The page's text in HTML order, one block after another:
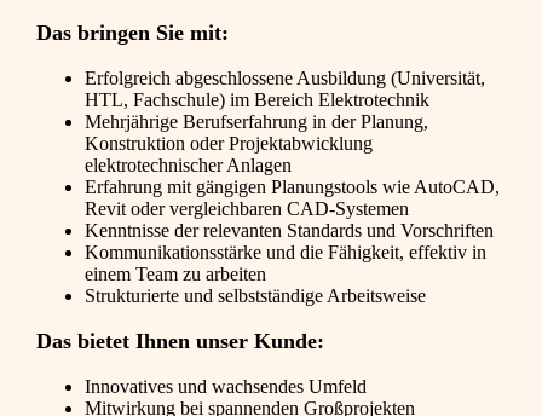
Das bringen Sie mit:
Erfolgreich abgeschlossene Ausbildung (Universität,
HTL, Fachschule) im Bereich Elektrotechnik
Mehrjährige Berufserfahrung in der Planung,
Konstruktion oder Projektabwicklung
elektrotechnischer Anlagen
Erfahrung mit gängigen Planungstools wie AutoCAD,
Revit oder vergleichbaren CAD-Systemen
Kenntnisse der relevanten Standards und Vorschriften
Kommunikationsstärke und die Fähigkeit, effektiv in
einem Team zu arbeiten
Strukturierte und selbstständige Arbeitsweise
Das bietet Ihnen unser Kunde:
Innovatives und wachsendes Umfeld
Mitwirkung bei spannenden Großprojekten